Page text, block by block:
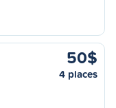
50$
4 places